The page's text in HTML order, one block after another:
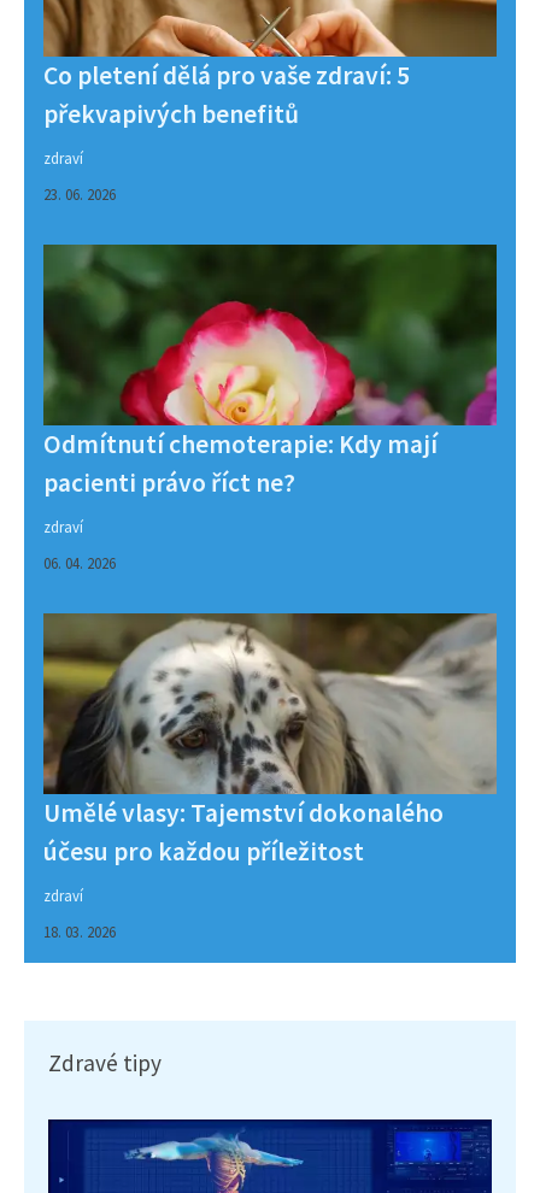
Co pletení dělá pro vaše zdraví: 5
překvapivých benefitů
zdraví
23. 06. 2026
Odmítnutí chemoterapie: Kdy mají
pacienti právo říct ne?
zdraví
06. 04. 2026
Umělé vlasy: Tajemství dokonalého
účesu pro každou příležitost
zdraví
18. 03. 2026
Zdravé tipy